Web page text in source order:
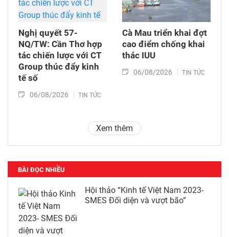
Nghị quyết 57-
NQ/TW: Cần Thơ hợp
tác chiến lược với CT
Group thúc đẩy kinh
tế số
06/08/2026 TIN TỨC
Cà Mau triển khai đợt
cao điểm chống khai
thác IUU
06/08/2026 TIN TỨC
Xem thêm
BÀI ĐỌC NHIỀU
Hội thảo “Kinh tế Việt Nam 2023-
SMES Đối diện và vượt bão”